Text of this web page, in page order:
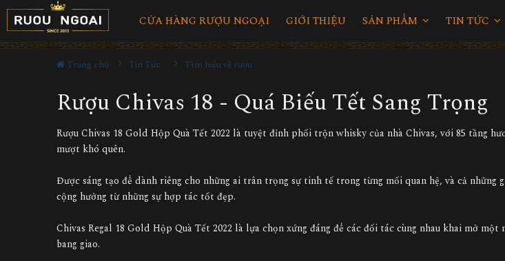
CỬA HÀNG RƯỢU NGOẠI GIỚI THIỆU SẢN PHẨM TIN TỨC
Trang chủ Tin Tức Tìm hiểu về rượu
Rượu Chivas 18 - Quá Biếu Tết Sang Trọng
Rượu Chivas 18 Gold Hộp Quà Tết 2022 là tuyệt đỉnh phối trộn whisky của nhà Chivas, với 85 tầng
mượt khó quên.
Được sáng tạo để dành riêng cho những ai trân trọng sự tinh tế trong từng mối quan hệ, và cả những
cộng hưởng từ những sự hợp tác tốt đẹp.
Chivas Regal 18 Gold Hộp Quà Tết 2022 là lựa chọn xứng đáng để các đối tác cùng nhau khai mở
bang giao.